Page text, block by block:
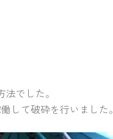
でした。
して破砕を行いました。